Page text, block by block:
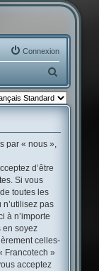
Connexion
e
c
par « nous »,
d’être
Si vous
toutes les
pas
à n’importe
en soyez
celles-
Francotech »
acceptez